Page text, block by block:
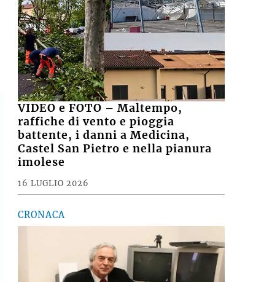
VIDEO e FOTO – Maltempo,
raffiche di vento e pioggia
battente, i danni a Medicina,
Castel San Pietro e nella pianura
imolese
16 LUGLIO 2026
CRONACA